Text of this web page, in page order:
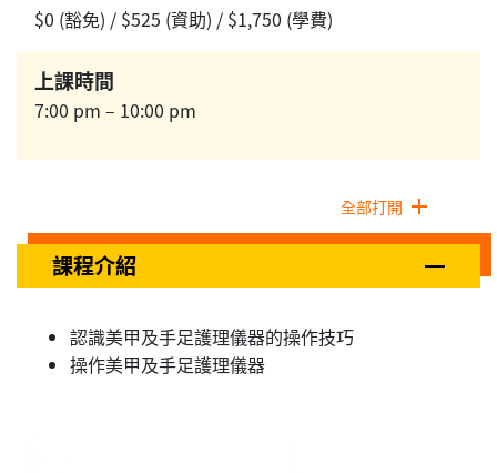
$0 (豁免) / $525 (資助) / $1,750 (學費)
上課時間
7:00 pm – 10:00 pm
全部打開
課程介紹
認識美甲及手足護理儀器的操作技巧
操作美甲及手足護理儀器